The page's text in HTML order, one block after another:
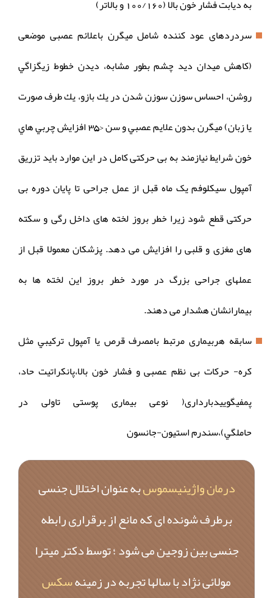
به ديابت فشار خون بالا (100/160 و بالاتر)
سردردهای عود کننده شامل میگرن باعلائم عصبی موضعی
(كاهش ميدان ديد چشم بطور مشابه، ديدن خطوط زيگزاگي
روشن، احساس سوزن سوزن شدن در يك بازو، يك طرف صورت
يا زبان) ميگرن بدون علايم عصبي و سن <35 افزايش چربي هاي
خون شرایط نیازمند به بی حرکتی کامل در این موارد باید تزریق
آمپول سیکلوفم یک ماه قبل از عمل جراحی تا پایان دوره بی
حرکتی قطع شود زیرا خطر بروز لخته های داخل رگی و سکته
های مغزی و قلبی را افزایش می دهد. پزشکان معمولا قبل از
عملهای جراحی بزرگ در مورد خطر بروز این لخته ها به
بیمارانشان هشدار می دهند.
سابقه هربیماری مرتبط بامصرف قرص يا آمپول تركيبي مثل
کره- حرکات بی نظم عصبی و فشار خون بالا،پانكراتيت حاد،
پمفيگوييدبارداری( نوعی بیماری پوستی تاولی در
حاملگي)،سندرم استيون-جانسون
درمان واژینیسموسبه عنوان اختلال جنسی
برطرف شونده ای که مانع از برقراری رابطه
جنسی بین زوجین می شود ؛ توسط دکتر میترا
مولائی نژاد با سالها تجربه در زمینهسکس